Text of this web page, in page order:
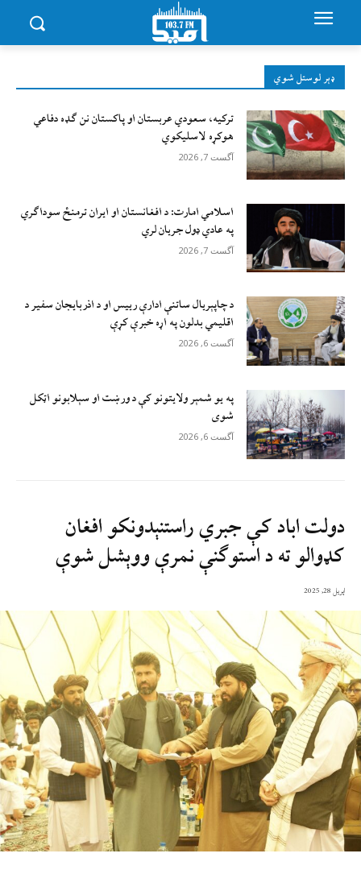
ډېر لوستل شوي
ترکیه، سعودي عربستان او پاکستان نن ګډه دفاعي
هوکړه لاسلیکوي
آگست 7, 2026
اسلامي امارت: د افغانستان او ایران ترمنځ سوداګري
په عادي ډول جریان لري
آگست 7, 2026
د چاپېریال ساتنې ادارې رییس او د اذربایجان سفیر د
اقلیمي بدلون په اړه خبرې کړې
آگست 6, 2026
په یو شمېر ولایتونو کې د ورښت او سېلابونو اټکل
شوی
آگست 6, 2026
دولت اباد کې جبري راستنېدونکو افغان
کډوالو ته د استوګنې نمرې ووېشل شوې
اپریل 28, 2025